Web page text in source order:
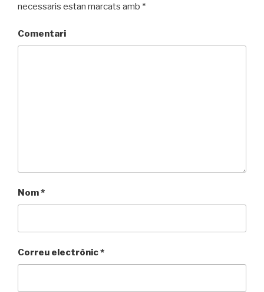
necessaris estan marcats amb *
Comentari
Nom*
Correu electrònic*